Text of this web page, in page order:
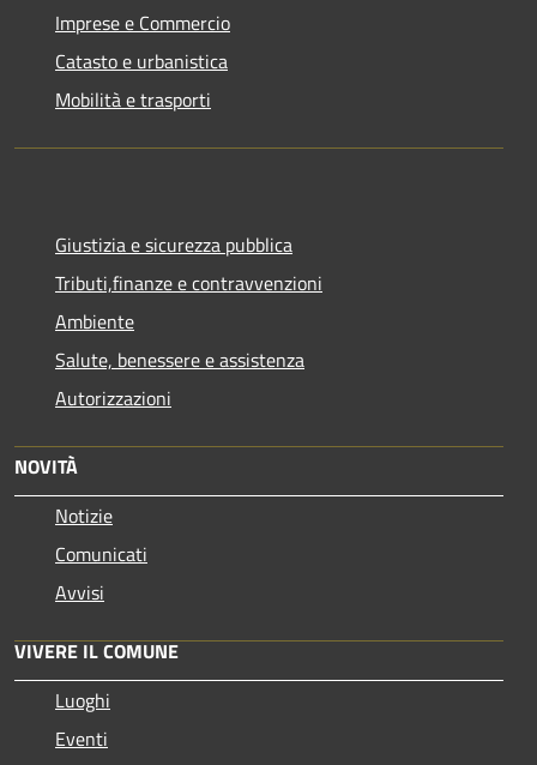
Imprese e Commercio
Catasto e urbanistica
Mobilità e trasporti
Giustizia e sicurezza pubblica
Tributi,finanze e contravvenzioni
Ambiente
Salute, benessere e assistenza
Autorizzazioni
NOVITÀ
Notizie
Comunicati
Avvisi
VIVERE IL COMUNE
Luoghi
Eventi